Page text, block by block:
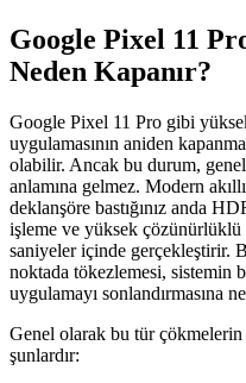
Google Pixel 11
Neden Kapanır?
Google Pixel 11 Pro gibi
uygulamasının aniden
olabilir. Ancak bu durum,
anlamına gelmez. Modern
deklanşöre bastığınız anda
işleme ve yüksek çözünürlüklü
saniyeler içinde gerçekleştirir.
noktada tökezlemesi, sistemin
uygulamayı sonlandırmasına
Genel olarak bu tür çökmelerin
şunlardır: